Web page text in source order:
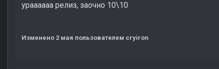
ураааааа релиз, заочно 10\10
Изменено 2 мая пользователем cryiron